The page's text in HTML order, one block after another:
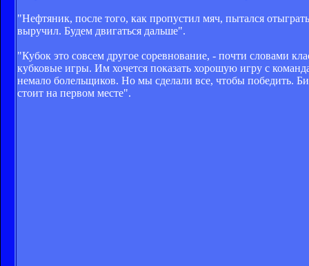
"Нефтяник, после того, как пропустил мяч, пытался
выручил. Будем двигаться дальше".
"Кубок это совсем другое соревнование, - почти словами
кубковые игры. Им хочется показать хорошую игру с
немало болельщиков. Но мы сделали все, чтобы победить.
стоит на первом месте".